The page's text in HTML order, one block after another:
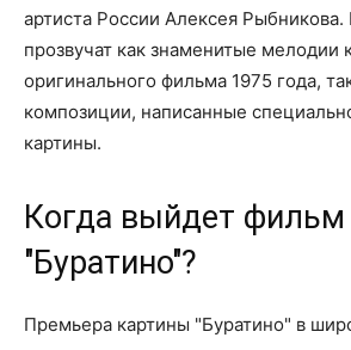
артиста России Алексея
прозвучат как знаменитые мелодии
оригинального фильма 1975 года,
композиции, написанные
картины.
Когда выйдет фильм
"Буратино"?
Премьера картины "Буратино" в